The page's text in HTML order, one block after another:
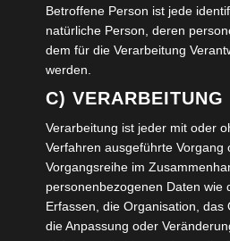
Name*
E-Mail-Adresse*
Website
Betroffene Person ist jede
natürliche Person, deren
dem für die Verarbeitung
werden.
C) VERARBEITUNG
Verarbeitung ist jeder mit oder
Verfahren ausgeführte Vorgang
Vorgangsreihe im
personenbezogenen Daten wie
Erfassen, die Organisation, das
die Anpassung oder